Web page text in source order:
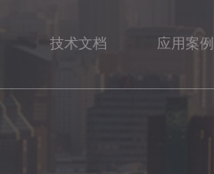
技术文档 应用案例